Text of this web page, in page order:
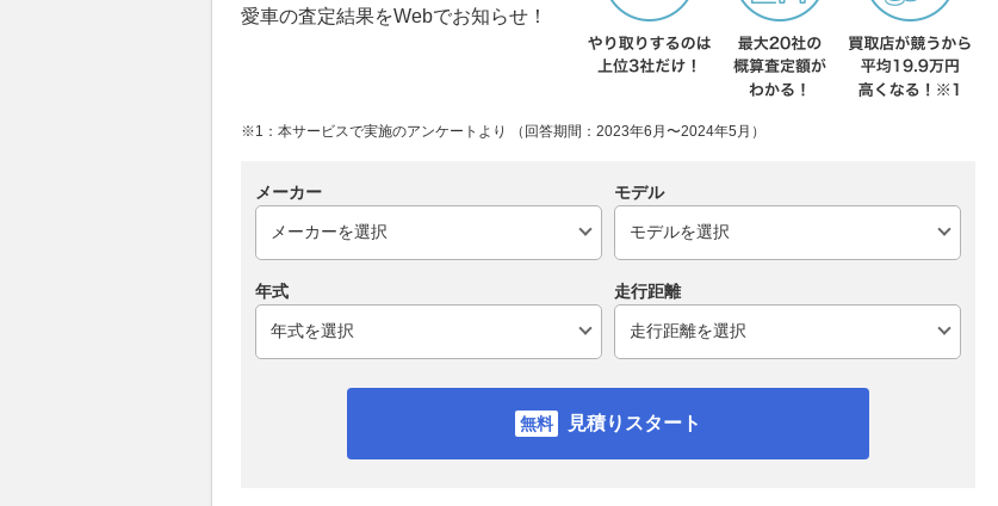
愛車の査定結果をWebでお知らせ！
※1：本サービスで実施のアンケートより （回答期間：2023年6月〜2024年5月）
メーカー モデル
年式 走行距離
見積りスタート